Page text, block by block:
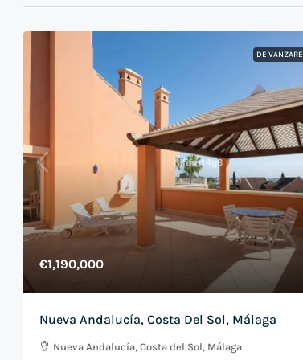
DE VANZARE
€1,190,000
Nueva Andalucía, Costa Del Sol, Málaga
Nueva Andalucía, Costa del Sol, Málaga